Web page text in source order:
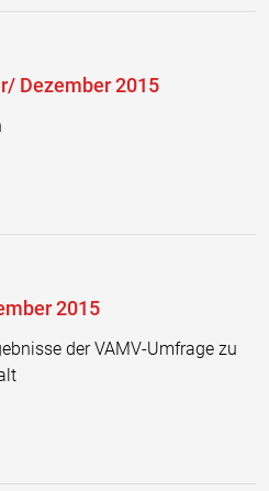
Dezember 2015
2015
der VAMV-Umfrage zu